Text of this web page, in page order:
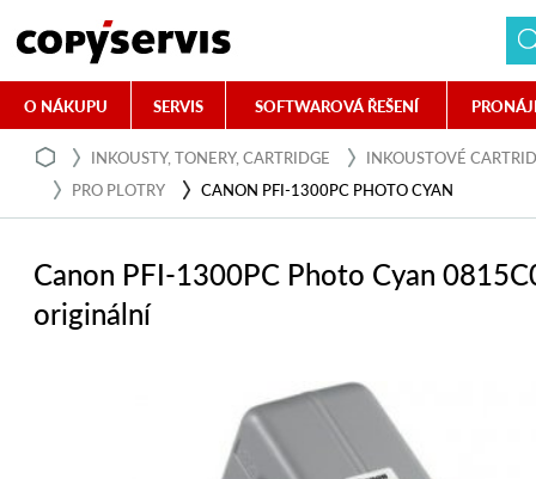
O NÁKUPU SERVIS SOFTWAROVÁ ŘEŠENÍ
INKOUSTY, TONERY, CARTRIDGE
INKOUSTOVÉ
PRO PLOTRY
CANON PFI-1300PC PHOTO CYAN
Canon PFI-1300PC Photo Cyan
originální